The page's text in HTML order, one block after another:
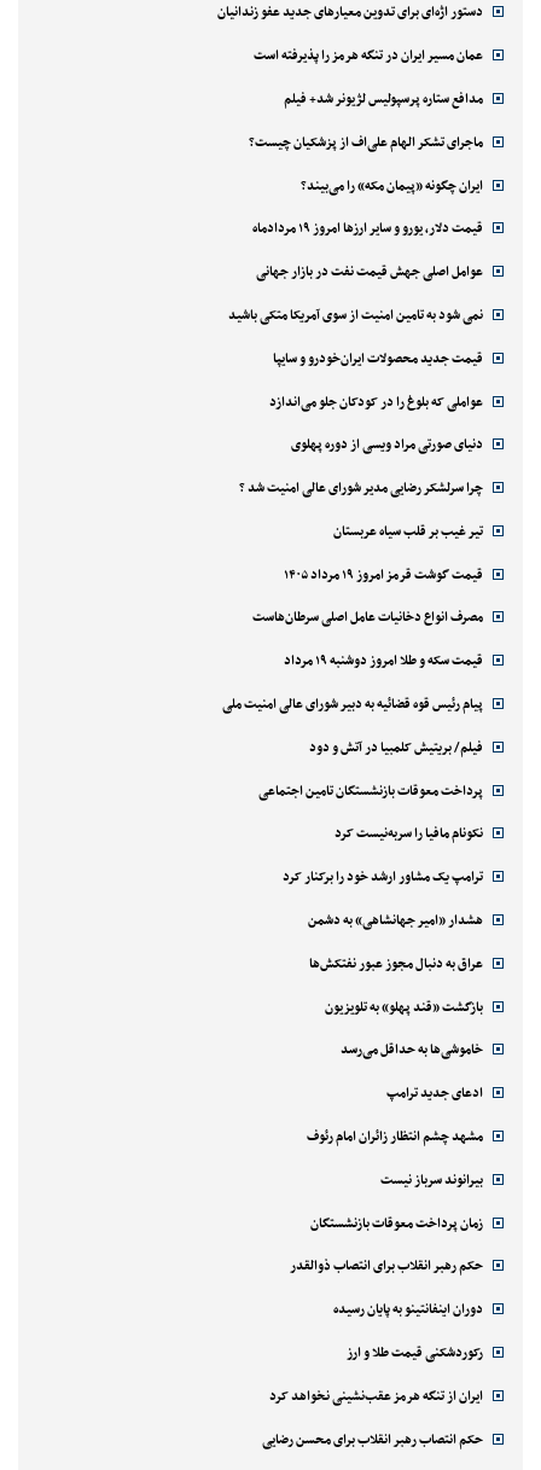
دستور اژه‌ای برای تدوین معیارهای جدید عفو زندانیان
عمان مسیر ایران در تنگه هرمز را پذیرفته است
مدافع ستاره پرسپولیس لژیونر شد+ فیلم
ماجرای تشکر الهام علی‌اف از پزشکیان چیست؟
ایران چگونه «پیمان مکه» را می‌بیند؟
قیمت دلار، یورو و سایر ارزها امروز ۱۹ مردادماه
عوامل اصلی جهش قیمت نفت در بازار جهانی
نمی شود به تامین امنیت از سوی آمریکا متکی باشید
قیمت جدید محصولات ایران‌خودرو و سایپا
عواملی که بلوغ را در کودکان جلو می‌اندازد
دنیای صورتی مراد ویسی از دوره پهلوی
چرا سرلشکر رضایی مدیر شورای عالی امنیت شد ؟
تیر غیب بر قلب سیاه عربستان
قیمت گوشت قرمز امروز ۱۹ مرداد ۱۴۰۵
مصرف انواع دخانیات عامل اصلی سرطان‌هاست
قیمت سکه و طلا امروز دوشنبه ۱۹ مرداد
پیام رئیس قوه قضائیه به دبیر شورای عالی امنیت ملی
فیلم/ بریتیش کلمبیا در آتش و دود
پرداخت معوقات بازنشستگان تامین اجتماعی
نکونام مافیا را سربه‌نیست کرد
ترامپ یک مشاور ارشد خود را برکنار کرد
هشدار «امیر جهانشاهی» به دشمن
عراق به دنبال مجوز عبور نفتکش‌ها
بازگشت «قند پهلو» به تلویزیون
خاموشی‌ها به حداقل می‌رسد
ادعای جدید ترامپ
مشهد چشم انتظار زائران امام رئوف
بیرانوند سرباز نیست
زمان پرداخت معوقات بازنشستگان
حکم رهبر انقلاب برای انتصاب ذوالقدر
دوران اینفانتینو به پایان رسیده
رکوردشکنی قیمت طلا و ارز
ایران از تنگه هرمز عقب‌نشینی نخواهد کرد
حکم انتصاب رهبر انقلاب برای محسن رضایی